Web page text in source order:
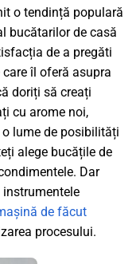
o tendință populară
bucătarilor de casă
de a pregăti
îl oferă asupra
doriți să creați
cu arome noi,
lume de posibilități
alege bucățile de
Dar
instrumentele
de făcut
procesului.